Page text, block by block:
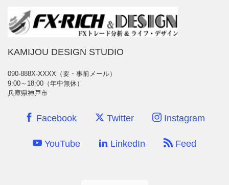
KAMIJOU DESIGN STUDIO
090-888X-XXXX（要・事前メール）
9:00～18:00（年中無休）
兵庫県神戸市
Facebook Twitter Instagram
YouTube LinkedIn Feed